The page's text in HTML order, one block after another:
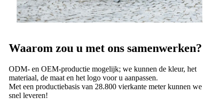
Waarom zou u met ons samenwerken?
ODM- en OEM-productie mogelijk; we kunnen de kleur, het
materiaal, de maat en het logo voor u aanpassen.
Met een productiebasis van 28.800 vierkante meter kunnen we
snel leveren!